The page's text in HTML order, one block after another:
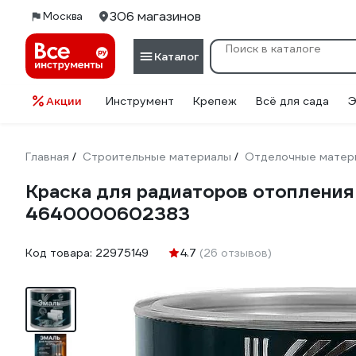
Москва 306 магазинов
Каталог
Акции Инструмент Крепеж Всё для сада
Главная / Строительные материалы / Отделочные
Краска для радиаторов
4640000602383
Код товара: 22975149 4.7 (26 отзывов)